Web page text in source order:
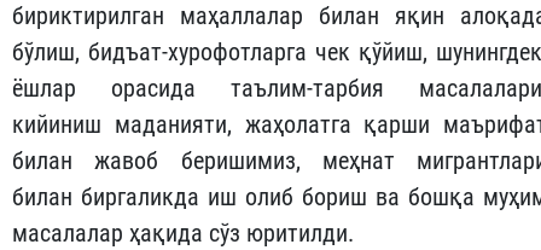
бириктирилган маҳаллалар билан яқин
бўлиш, бидъат-хурофотларга чек қўйиш,
ёшлар орасида таълим-тарбия
кийиниш маданияти, жаҳолатга қарши
билан жавоб беришимиз, меҳнат
билан биргаликда иш олиб бориш ва бошқа
масалалар ҳақида сўз юритилди.